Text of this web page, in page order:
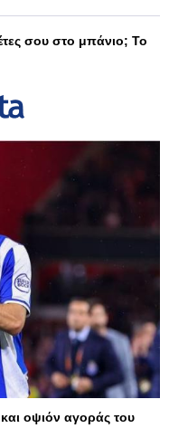
σου στο μπάνιο; Το
οψιόν αγοράς του